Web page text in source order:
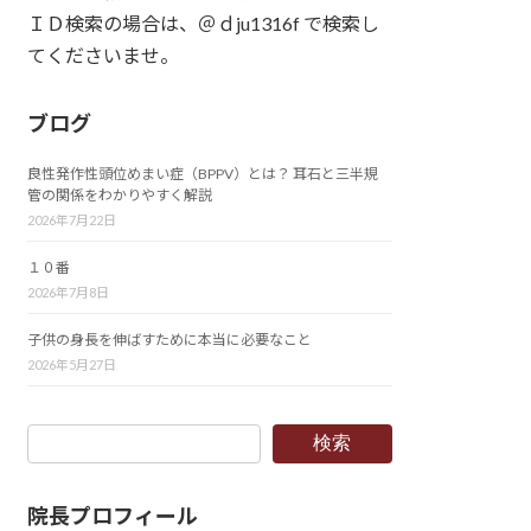
ＩＤ検索の場合は、＠ｄju1316f で検索し
てくださいませ。
ブログ
良性発作性頭位めまい症（BPPV）とは？ 耳石と三半規
管の関係をわかりやすく解説
2026年7月22日
１０番
2026年7月8日
子供の身長を伸ばすために本当に必要なこと
2026年5月27日
検索
院長プロフィール